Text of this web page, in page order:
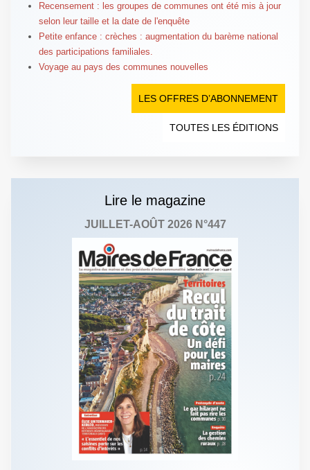
Recensement : les groupes de communes ont été mis à jour
selon leur taille et la date de l'enquête
Petite enfance : crèches : augmentation du barème national
des participations familiales.
Voyage au pays des communes nouvelles
LES OFFRES D’ABONNEMENT
TOUTES LES ÉDITIONS
Lire le magazine
JUILLET-AOÛT 2026 N°447